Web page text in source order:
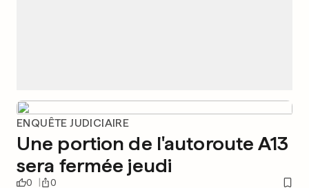
ENQUÊTE JUDICIAIRE
Une portion de l'autoroute A13
sera fermée jeudi
0 0